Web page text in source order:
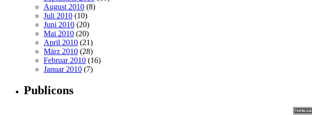
August 2010 (8)
Juli 2010 (10)
Juni 2010 (20)
Mai 2010 (20)
April 2010 (21)
März 2010 (28)
Februar 2010 (16)
Januar 2010 (7)
Publicons